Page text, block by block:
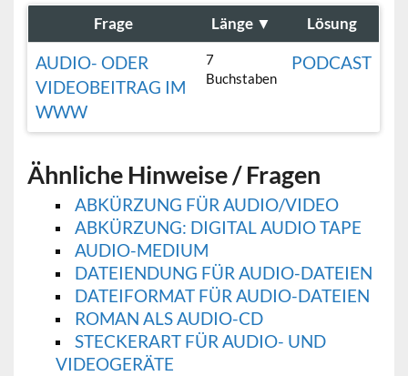
Frage Länge ▼ Lösung
AUDIO- ODER
VIDEOBEITRAG IM
WWW
7
Buchstaben
PODCAST
Ähnliche Hinweise / Fragen
ABKÜRZUNG FÜR AUDIO/VIDEO
ABKÜRZUNG: DIGITAL AUDIO TAPE
AUDIO-MEDIUM
DATEIENDUNG FÜR AUDIO-DATEIEN
DATEIFORMAT FÜR AUDIO-DATEIEN
ROMAN ALS AUDIO-CD
STECKERART FÜR AUDIO- UND
VIDEOGERÄTE